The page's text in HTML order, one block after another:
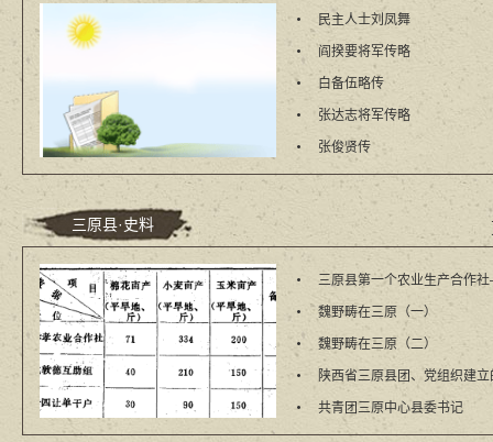
​民主人士刘凤舞
​阎揆要将军传略
​白备伍略传
​张达志将军传略
​张俊贤传
三原县·史料
魏野畴在三原（一）
魏野畴在三原（二）
陕西省三原县团、党组织建
共青团三原中心县委书记